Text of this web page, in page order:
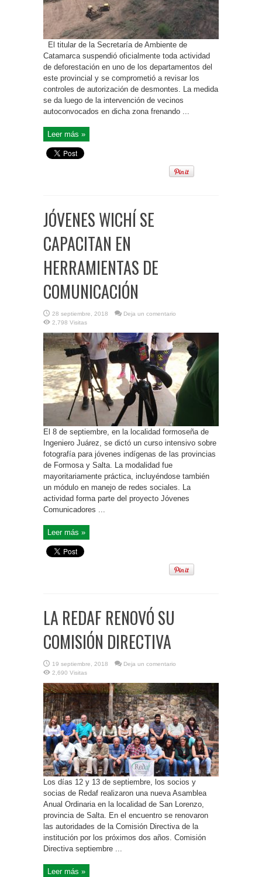
El titular de la Secretaría de Ambiente de
Catamarca suspendió oficialmente toda actividad
de deforestación en uno de los departamentos del
este provincial y se comprometió a revisar los
controles de autorización de desmontes. La medida
se da luego de la intervención de vecinos
autoconvocados en dicha zona frenando ...
Leer más »
JÓVENES WICHÍ SE
CAPACITAN EN
HERRAMIENTAS DE
COMUNICACIÓN
28 septiembre, 2018
Deja un comentario
2,798 Visitas
El 8 de septiembre, en la localidad formoseña de
Ingeniero Juárez, se dictó un curso intensivo sobre
fotografía para jóvenes indígenas de las provincias
de Formosa y Salta. La modalidad fue
mayoritariamente práctica, incluyéndose también
un módulo en manejo de redes sociales. La
actividad forma parte del proyecto Jóvenes
Comunicadores ...
Leer más »
LA REDAF RENOVÓ SU
COMISIÓN DIRECTIVA
19 septiembre, 2018
Deja un comentario
2,690 Visitas
Los días 12 y 13 de septiembre, los socios y
socias de Redaf realizaron una nueva Asamblea
Anual Ordinaria en la localidad de San Lorenzo,
provincia de Salta. En el encuentro se renovaron
las autoridades de la Comisión Directiva de la
institución por los próximos dos años. Comisión
Directiva septiembre ...
Leer más »